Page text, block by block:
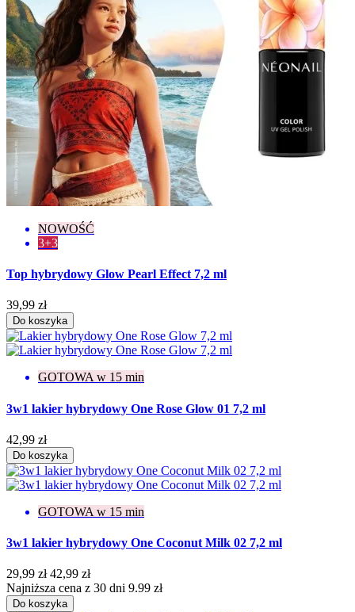
NOWOŚĆ
3+3
Top hybrydowy Glow Pearl Effect 7,2 ml
39,99 zł
Do koszyka
GOTOWA w 15 min
3w1 lakier hybrydowy One Rose Glow 01 7,2 ml
42,99 zł
Do koszyka
GOTOWA w 15 min
3w1 lakier hybrydowy One Coconut Milk 02 7,2 ml
29,99 zł42,99 zł
Najniższa cena z 30 dni 9.99 zł
Do koszyka